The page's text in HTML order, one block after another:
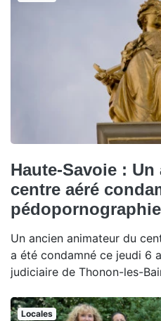
Haute-Savoie :
centre aéré
pédopornographie
Un ancien animateur du
a été condamné ce jeudi 6
judiciaire de Thonon-les-
Locales